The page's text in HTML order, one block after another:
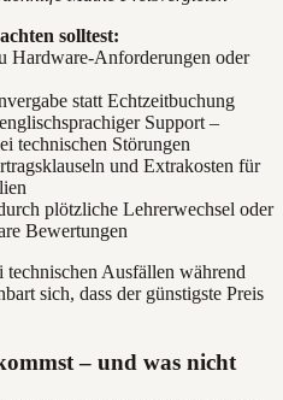
solltest:
Hardware-Anforderungen oder
statt Echtzeitbuchung
Support –
technischen Störungen
und Extrakosten für
plötzliche Lehrerwechsel oder
Bewertungen
technischen Ausfällen während
sich, dass der günstigste Preis
– und was nicht